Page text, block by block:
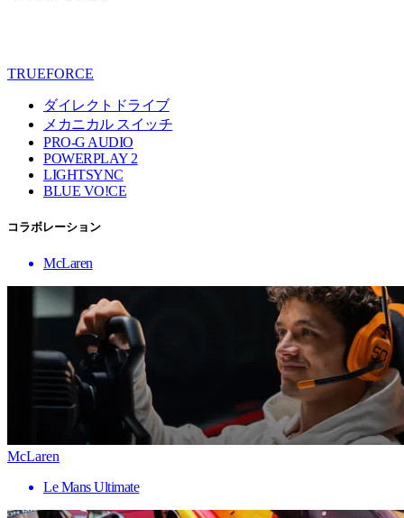
TRUEFORCE
ダイレクトドライブ
メカニカル スイッチ
PRO-G AUDIO
POWERPLAY 2
LIGHTSYNC
BLUE VO!CE
コラボレーション
McLaren
McLaren
Le Mans Ultimate